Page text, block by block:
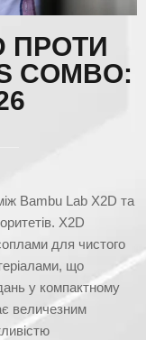
ПРОТИ
COMBO:
Bambu Lab X2D та
X2D
для чистого
що
у компактному
величезним